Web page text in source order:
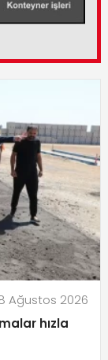
Ağustos 2026
hızla